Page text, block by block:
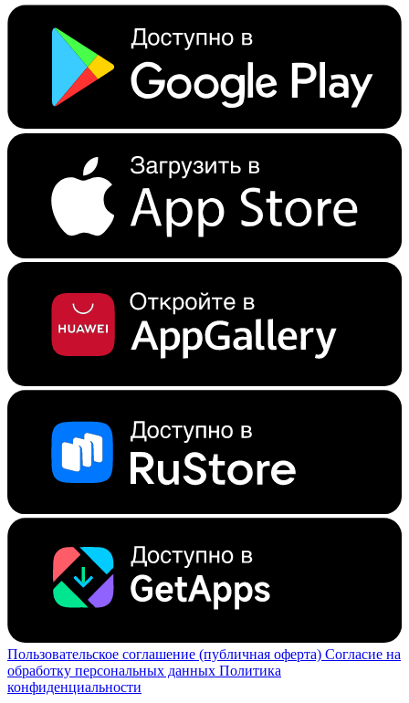
Пользовательское соглашение (публичная оферта) Согласие на
обработку персональных данных Политика
конфиденциальности